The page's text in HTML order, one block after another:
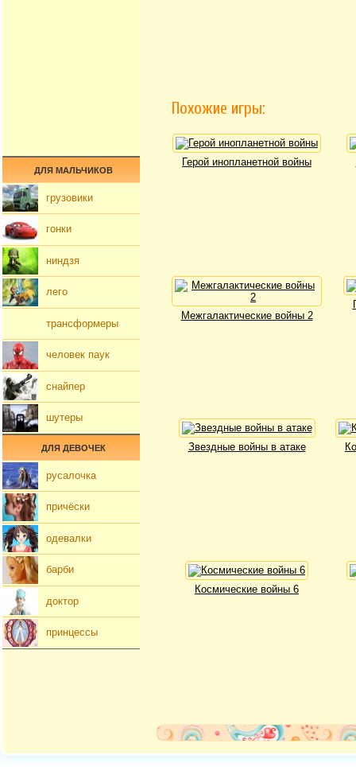
Похожие игры:
Герой инопланетной войны
Межгалактические войны 2
Звездные войны в атаке
Космические войны 6
ДЛЯ МАЛЬЧИКОВ
грузовики
гонки
ниндзя
лего
трансформеры
человек паук
снайпер
шутеры
ДЛЯ ДЕВОЧЕК
русалочка
причёски
одевалки
барби
доктор
принцессы